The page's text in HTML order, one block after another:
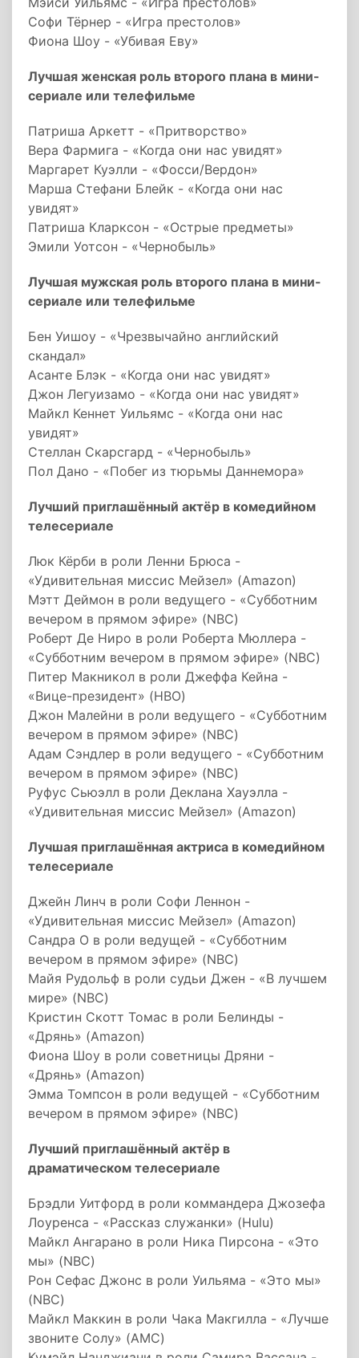
Софи Тёрнер - «Игра престолов»
Фиона Шоу - «Убивая Еву»
Лучшая женская роль второго плана в мини-
сериале или телефильме
Патриша Аркетт - «Притворство»
Вера Фармига - «Когда они нас увидят»
Маргарет Куэлли - «Фосси/Вердон»
Марша Стефани Блейк - «Когда они нас
увидят»
Патриша Кларксон - «Острые предметы»
Эмили Уотсон - «Чернобыль»
Лучшая мужская роль второго плана в мини-
сериале или телефильме
Бен Уишоу - «Чрезвычайно английский
скандал»
Асанте Блэк - «Когда они нас увидят»
Джон Легуизамо - «Когда они нас увидят»
Майкл Кеннет Уильямс - «Когда они нас
увидят»
Стеллан Скарсгард - «Чернобыль»
Пол Дано - «Побег из тюрьмы Даннемора»
Лучший приглашённый актёр в комедийном
телесериале
Люк Кёрби в роли Ленни Брюса -
«Удивительная миссис Мейзел» (Amazon)
Мэтт Деймон в роли ведущего - «Субботним
вечером в прямом эфире» (NBC)
Роберт Де Ниро в роли Роберта Мюллера -
«Субботним вечером в прямом эфире» (NBC)
Питер Макникол в роли Джеффа Кейна -
«Вице-президент» (HBO)
Джон Малейни в роли ведущего - «Субботним
вечером в прямом эфире» (NBC)
Адам Сэндлер в роли ведущего - «Субботним
вечером в прямом эфире» (NBC)
Руфус Сьюэлл в роли Деклана Хауэлла -
«Удивительная миссис Мейзел» (Amazon)
Лучшая приглашённая актриса в комедийном
телесериале
Джейн Линч в роли Софи Леннон -
«Удивительная миссис Мейзел» (Amazon)
Сандра О в роли ведущей - «Субботним
вечером в прямом эфире» (NBC)
Майя Рудольф в роли судьи Джен - «В лучшем
мире» (NBC)
Кристин Скотт Томас в роли Белинды -
«Дрянь» (Amazon)
Фиона Шоу в роли советницы Дряни -
«Дрянь» (Amazon)
Эмма Томпсон в роли ведущей - «Субботним
вечером в прямом эфире» (NBC)
Лучший приглашённый актёр в
драматическом телесериале
Брэдли Уитфорд в роли коммандера Джозефа
Лоуренса - «Рассказ служанки» (Hulu)
Майкл Ангарано в роли Ника Пирсона - «Это
мы» (NBC)
Рон Сефас Джонс в роли Уильяма - «Это мы»
(NBC)
Майкл Маккин в роли Чака Макгилла - «Лучше
звоните Солу» (AMC)